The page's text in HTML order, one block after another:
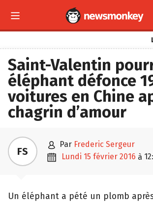

Saint-Valentin
éléphant défonce
voitures en Chine
chagrin d’amour
FS  par Frederic Sergeur
 lundi 15 février 2016 à
Un éléphant a pété un plomb